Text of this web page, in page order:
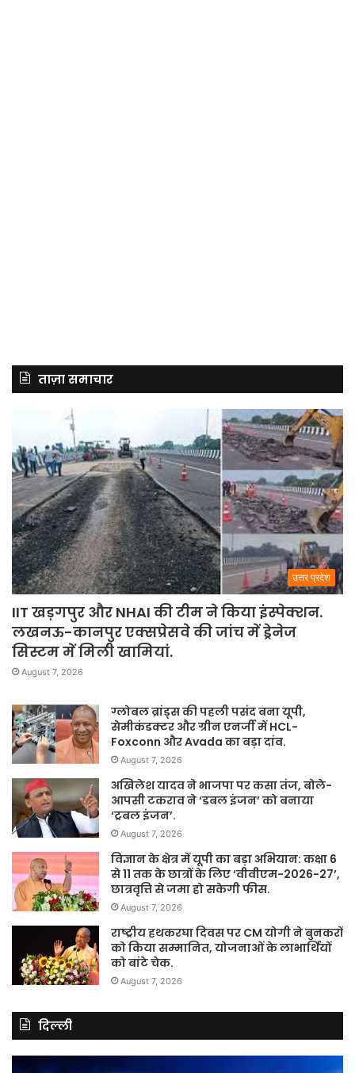
ताज़ा समाचार
उत्तर प्रदेश
IIT खड़गपुर और NHAI की टीम ने किया इंस्पेक्शन.
लखनऊ-कानपुर एक्सप्रेसवे की जांच में ड्रेनेज
सिस्टम में मिली खामियां.
August 7, 2026
ग्लोबल ब्रांड्स की पहली पसंद बना यूपी,
सेमीकंडक्टर और ग्रीन एनर्जी में HCL-
Foxconn और Avada का बड़ा दांव.
August 7, 2026
अखिलेश यादव ने भाजपा पर कसा तंज, बोले-
आपसी टकराव ने ‘डबल इंजन’ को बनाया
‘ट्रबल इंजन’.
August 7, 2026
विज्ञान के क्षेत्र में यूपी का बड़ा अभियान: कक्षा 6
से 11 तक के छात्रों के लिए ‘वीवीएम-2026-27’,
छात्रवृत्ति से जमा हो सकेगी फीस.
August 7, 2026
राष्ट्रीय हथकरघा दिवस पर CM योगी ने बुनकरों
को किया सम्मानित, योजनाओं के लाभार्थियों
को बांटे चेक.
August 7, 2026
दिल्ली